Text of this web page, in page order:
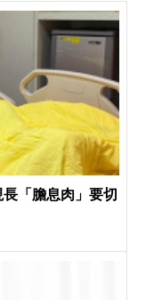
「膽息肉」要切